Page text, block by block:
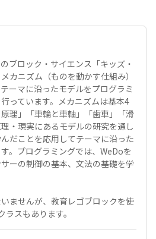
ブロック・サイエンス「キッズ・
カニズム（ものを動かす仕組み）
ーマに沿ったモデルをプログラミ
っています。メカニズムは基本4
理」「車輪と車軸」「歯車」「滑
・現実にあるモデルの研究を通し
だことを応用してテーマに沿った
。プログラミングでは、WeDoを
ーの制御の基本、文法の基礎を学
ませんが、教育レゴブロックを使
スもあります。